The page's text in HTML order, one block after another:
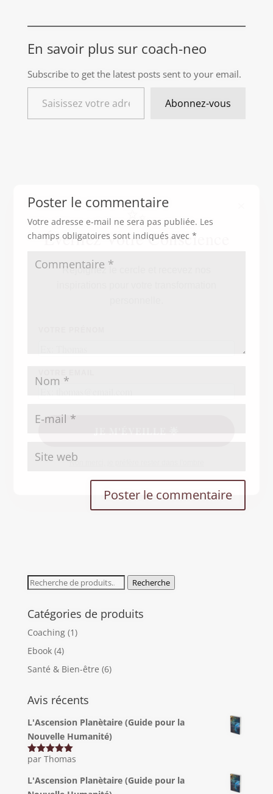
En savoir plus sur coach-neo
Subscribe to get the latest posts sent to your email.
Saisissez votre adresse e-mail…
Abonnez-vous
Poster le commentaire
Votre adresse e-mail ne sera pas publiée. Les
champs obligatoires sont indiqués avec *
Recherche
Recherche
Catégories de produits
Coaching (1)
Ebook (4)
Santé & Bien-être (6)
Avis récents
L'Ascension Planètaire (Guide pour la
Nouvelle Humanité)
Note 5sur
par Thomas
L'Ascension Planètaire (Guide pour la
✨
Éveillez Votre Conscience
Rejoignez le cercle et recevez nos
Non merci, je préfère rester dans l'ombre